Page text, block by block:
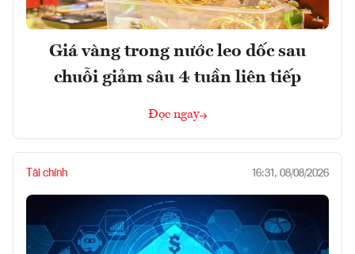
Giá vàng trong nước leo dốc sau
chuỗi giảm sâu 4 tuần liên tiếp
Đọc ngay
Tài chính 16:31, 08/08/2026